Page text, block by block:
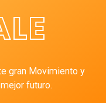
gran Movimiento y
futuro.